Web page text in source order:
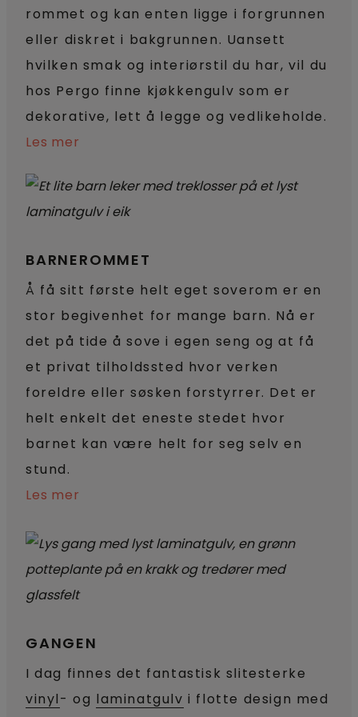
rommet og kan enten ligge i forgrunnen
eller diskret i bakgrunnen. Uansett
hvilken smak og interiørstil du har, vil du
hos Pergo finne kjøkkengulv som er
dekorative, lett å legge og vedlikeholde.
Les mer
BARNEROMMET
Å få sitt første helt eget soverom er en
stor begivenhet for mange barn. Nå er
det på tide å sove i egen seng og at få
et privat tilholdssted hvor verken
foreldre eller søsken forstyrrer. Det er
helt enkelt det eneste stedet hvor
barnet kan være helt for seg selv en
stund.
Les mer
GANGEN
I dag finnes det fantastisk slitesterke
vinyl- og laminatgulv i flotte design med